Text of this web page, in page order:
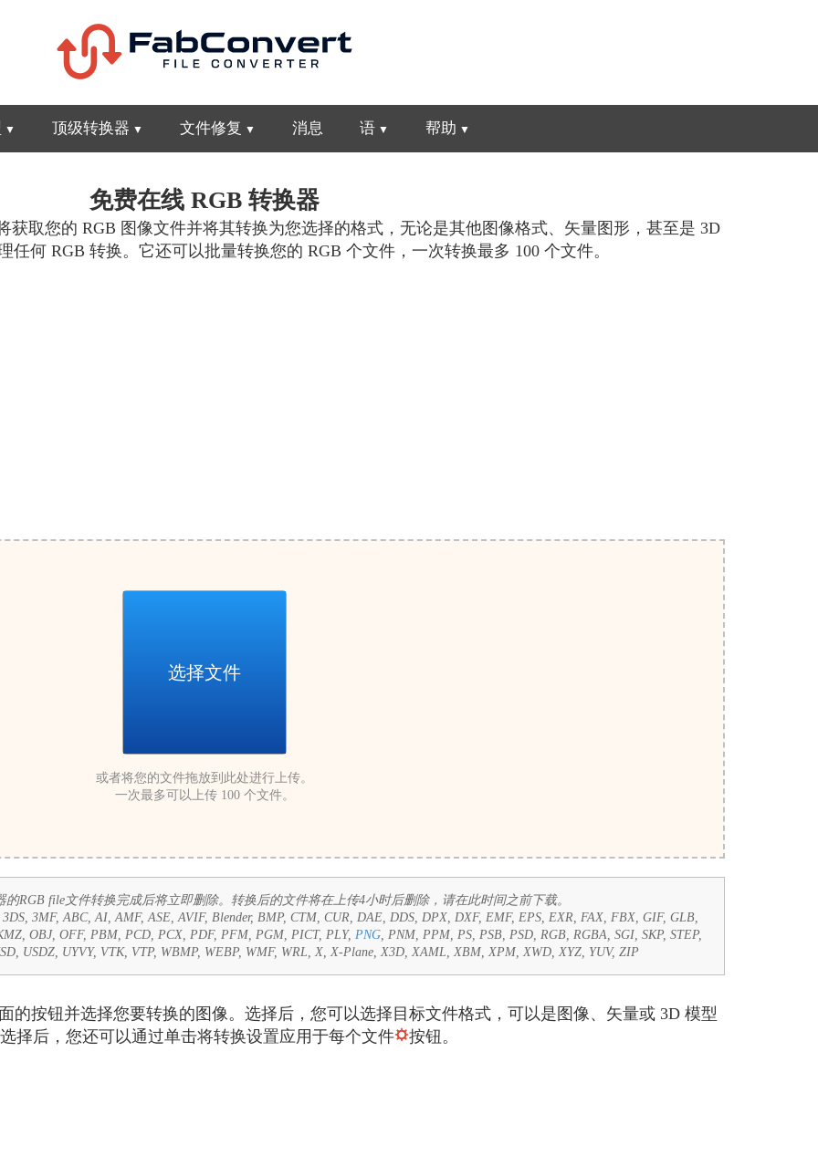
顶级转换器 文件修复 消息 语 帮助
免费在线 RGB 转换器
获取您的 RGB 图像文件并将其转换为您选择的格式，无论是其他图像格式、矢量图形，甚至是 3D
任何 RGB 转换。它还可以批量转换您的 RGB 个文件，一次转换最多 100 个文件。
选择文件
或者将您的文件拖放到此处进行上传。
一次最多可以上传 100 个文件。
的RGB file文件转换完成后将立即删除。转换后的文件将在上传4小时后删除，请在此时间之前下载。
3DS, 3MF, ABC, AI, AMF, ASE, AVIF, Blender, BMP, CTM, CUR, DAE, DDS, DPX, DXF, EMF, EPS, EXR, FAX, FBX, GIF, GLB,
OBJ, OFF, PBM, PCD, PCX, PDF, PFM, PGM, PICT, PLY, PNG, PNM, PPM, PS, PSB, PSD, RGB, RGBA, SGI, SKP, STEP,
USDZ, UYVY, VTK, VTP, WBMP, WEBP, WMF, WRL, X, X-Plane, X3D, XAML, XBM, XPM, XWD, XYZ, YUV, ZIP
的按钮并选择您要转换的图像。选择后，您可以选择目标文件格式，可以是图像、矢量或 3D 模型
择后，您还可以通过单击将转换设置应用于每个文件
按钮。